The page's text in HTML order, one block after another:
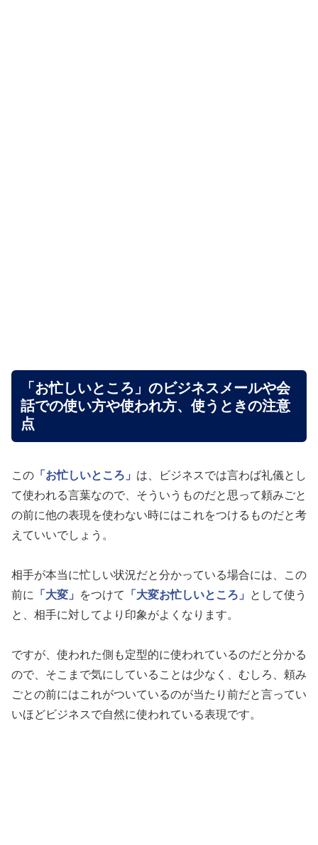
「お忙しいところ」のビジネスメールや会
話での使い方や使われ方、使うときの注意
点
この 「お忙しいところ」 は、ビジネスでは言わば礼儀とし
て使われる言葉なので、そういうものだと思って頼みごと
の前に他の表現を使わない時にはこれをつけるものだと考
えていいでしょう。
相手が本当に忙しい状況だと分かっている場合には、この
前に
「大変」 をつけて 「大変お忙しいところ」
として使う
と、相手に対してより印象がよくなります。
ですが、使われた側も定型的に使われているのだと分かる
ので、そこまで気にしていることは少なく、むしろ、頼み
ごとの前にはこれがついているのが当たり前だと言ってい
いほどビジネスで自然に使われている表現です。